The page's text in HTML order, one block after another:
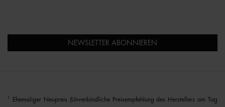
NEWSLETTER ABONNIEREN
Ehemaliger Neupreis (Unverbindliche Preisempfehlung des Herstellers am Tag